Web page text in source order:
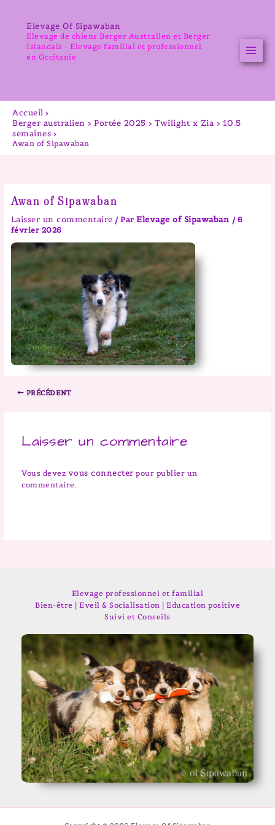
contenuElevage Of Sipawaban
Elevage de chiens Berger Australien et Berger
Islandais - Elevage familial et professionnel
en Occitanie
Accueil
Berger australien > Portée 2025 > Twilight x Zia > 10.5
semaines
Awan of Sipawaban
Awan of Sipawaban
Laisser un commentaire / ParElevage of Sipawaban / 6
février 2026
PRÉCÉDENT
Laisser un commentaire
Vous devez vous connecter pour publier un
commentaire.
Elevage professionnel et familial
Bien-être | Eveil & Socialisation | Education positive
Suivi et Conseils